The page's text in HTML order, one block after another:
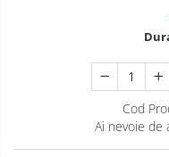
Cod
Ai nevoie de